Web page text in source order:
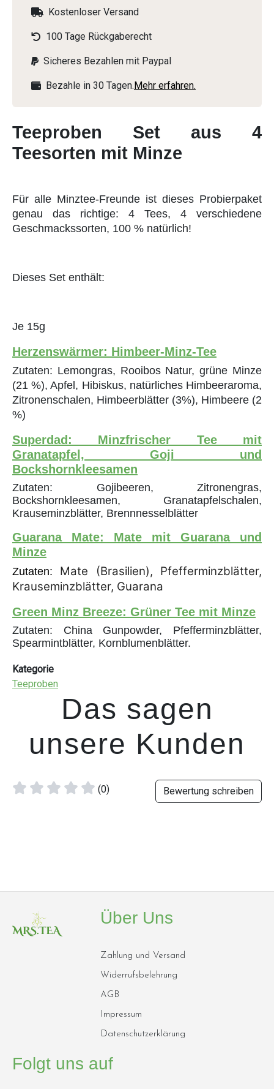
Kostenloser Versand
100 Tage Rückgaberecht
Sicheres Bezahlen mit Paypal
Bezahle in 30 Tagen.Mehr erfahren.
Teeproben Set aus 4
Teesorten mit Minze
Für alle Minztee-Freunde ist dieses Probierpaket
genau das richtige: 4 Tees, 4 verschiedene
Geschmackssorten, 100 % natürlich!
Dieses Set enthält:
Je 15g
Herzenswärmer: Himbeer-Minz-Tee
Zutaten: Lemongras, Rooibos Natur, grüne Minze
(21 %), Apfel, Hibiskus, natürliches Himbeeraroma,
Zitronenschalen, Himbeerblätter (3%), Himbeere (2
%)
Superdad: Minzfrischer Tee mit
Granatapfel, Goji und
Bockshornkleesamen
Zutaten: Gojibeeren, Zitronengras,
Bockshornkleesamen, Granatapfelschalen,
Krauseminzblätter, Brennnesselblätter
Guarana Mate: Mate mit Guarana und
Minze
Zutaten: Mate (Brasilien), Pfefferminzblätter,
Krauseminzblätter, Guarana
Green Minz Breeze: Grüner Tee mit Minze
Zutaten: China Gunpowder, Pfefferminzblätter,
Spearmintblätter, Kornblumenblätter.
Kategorie
Teeproben
Das sagen
unsere Kunden
(0) Bewertung schreiben
Über Uns
Zahlung und Versand
Widerrufsbelehrung
AGB
Impressum
Datenschutzerklärung
Folgt uns auf